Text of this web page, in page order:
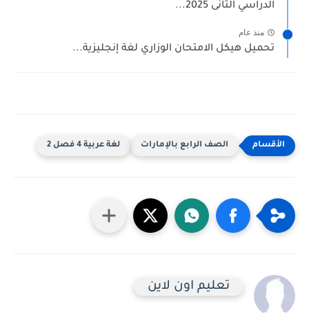
الدراسي الثانى 2025...
منذ عام
تحميل هيكل الامتحان الوزاري لغة إنجليزية...
الصف الرابع بالإمارات لغة عربية 4 فصل 2
تعليم اون لاين